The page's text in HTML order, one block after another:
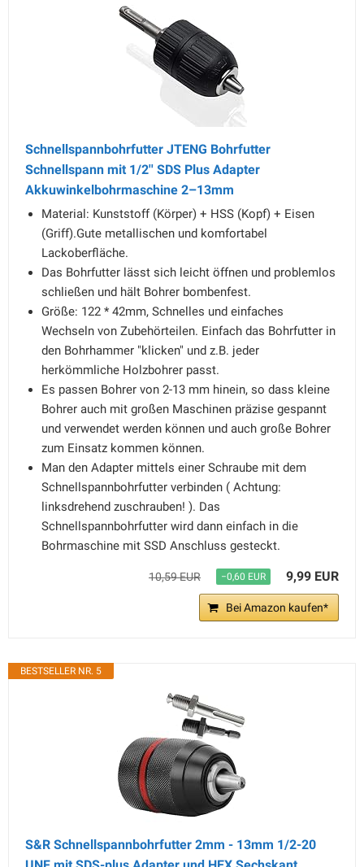
Schnellspannbohrfutter JTENG Bohrfutter
Schnellspann mit 1/2'' SDS Plus Adapter
Akkuwinkelbohrmaschine 2–13mm
Material: Kunststoff (Körper) + HSS (Kopf) + Eisen
(Griff).Gute metallischen und komfortabel
Lackoberfläche.
Das Bohrfutter lässt sich leicht öffnen und problemlos
schließen und hält Bohrer bombenfest.
Größe: 122 * 42mm, Schnelles und einfaches
Wechseln von Zubehörteilen. Einfach das Bohrfutter in
den Bohrhammer "klicken" und z.B. jeder
herkömmliche Holzbohrer passt.
Es passen Bohrer von 2-13 mm hinein, so dass kleine
Bohrer auch mit großen Maschinen präzise gespannt
und verwendet werden können und auch große Bohrer
zum Einsatz kommen können.
Man den Adapter mittels einer Schraube mit dem
Schnellspannbohrfutter verbinden ( Achtung:
linksdrehend zuschrauben! ). Das
Schnellspannbohrfutter wird dann einfach in die
Bohrmaschine mit SSD Anschluss gesteckt.
10,59 EUR −0,60 EUR 9,99 EUR
Bei Amazon kaufen*
BESTSELLER NR. 5
S&R Schnellspannbohrfutter 2mm - 13mm 1/2-20